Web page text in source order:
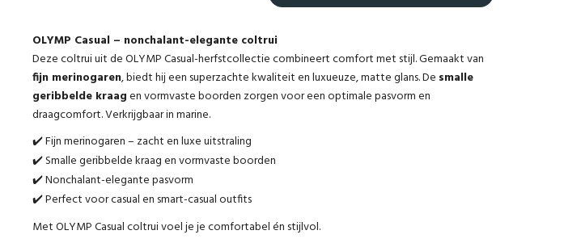
OLYMP Casual – nonchalant-elegante coltrui
Deze coltrui uit de OLYMP Casual-herfstcollectie combineert comfort met stijl. Gemaakt van
fijn merinogaren, biedt hij een superzachte kwaliteit en luxueuze, matte glans. De smalle
geribbelde kraagen vormvaste boorden zorgen voor een optimale pasvorm en
draagcomfort. Verkrijgbaar in marine.
✔️ Fijn merinogaren – zacht en luxe uitstraling
✔️ Smalle geribbelde kraag en vormvaste boorden
✔️ Nonchalant-elegante pasvorm
✔️ Perfect voor casual en smart-casual outfits
Met OLYMP Casual coltrui voel je je comfortabel én stijlvol.